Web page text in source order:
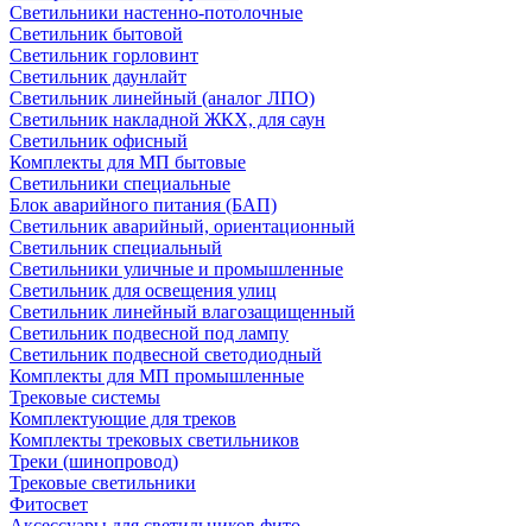
Светильники настенно-потолочные
Светильник бытовой
Светильник горловинт
Светильник даунлайт
Светильник линейный (аналог ЛПО)
Светильник накладной ЖКХ, для саун
Светильник офисный
Комплекты для МП бытовые
Светильники специальные
Блок аварийного питания (БАП)
Светильник аварийный, ориентационный
Светильник специальный
Светильники уличные и промышленные
Светильник для освещения улиц
Светильник линейный влагозащищенный
Светильник подвесной под лампу
Светильник подвесной светодиодный
Комплекты для МП промышленные
Трековые системы
Комплектующие для треков
Комплекты трековых светильников
Треки (шинопровод)
Трековые светильники
Фитосвет